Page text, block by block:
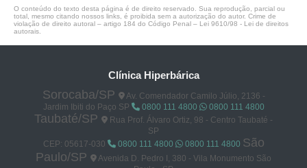
O conteúdo do texto desta página é de direito reservado. Sua reprodução, parcial ou
total, mesmo citando nossos links, é proibida sem a autorização do autor. Crime de
violação de direito autoral – artigo 184 do Código Penal – Lei 9610/98 - Lei de direitos
autorais
Clínica Hiperbárica
Sorocaba/SP
Av. Comendador Camilo Júlio, 2136 -
Jardim Ibiti do Paço SP
0800 111 4800 0800 111 4800
Taubaté/SP
Rua Prof. Álvaro Ortiz, 98 - Centro Taubaté -
SP
CEP: 05617-030
0800 111 4800 0800 111 4800 São
Paulo/SP
Avenida D. Pedro I, 380 - Vila Monumento São